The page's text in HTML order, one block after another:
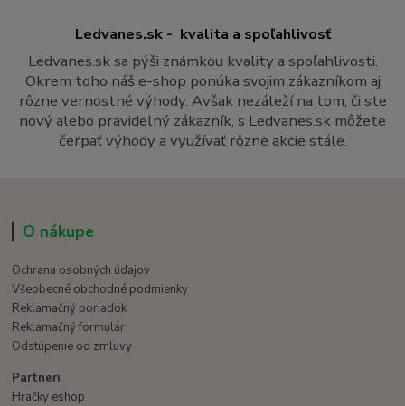
Ledvanes.sk - kvalita a spoľahlivosť
Ledvanes.sk sa pýši známkou kvality a spoľahlivosti.
Okrem toho náš e-shop ponúka svojim zákazníkom aj
rôzne vernostné výhody. Avšak nezáleží na tom, či ste
nový alebo pravidelný zákazník, s Ledvanes.sk môžete
čerpať výhody a využívať rôzne akcie stále.
O nákupe
Ochrana osobných údajov
Všeobecné obchodné podmienky
Reklamačný poriadok
Reklamačný formulár
Odstúpenie od zmluvy
Partneri
Hračky eshop